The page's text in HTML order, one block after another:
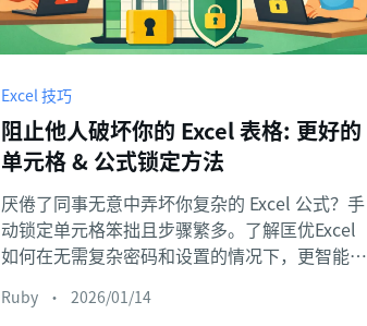
Excel 技巧
阻止他人破坏你的 Excel 表格: 更好的
单元格 & 公式锁定方法
厌倦了同事无意中弄坏你复杂的 Excel 公式？手
动锁定单元格笨拙且步骤繁多。了解匡优Excel
如何在无需复杂密码和设置的情况下，更智能地
Ruby • 2026/01/14